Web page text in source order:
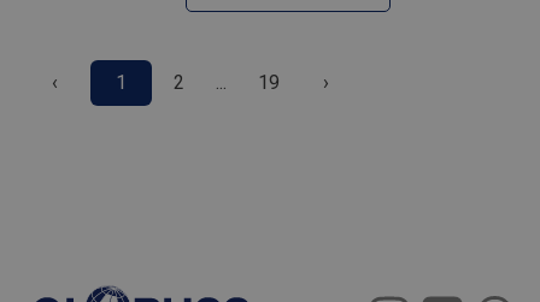
‹ 1 2 19 ›